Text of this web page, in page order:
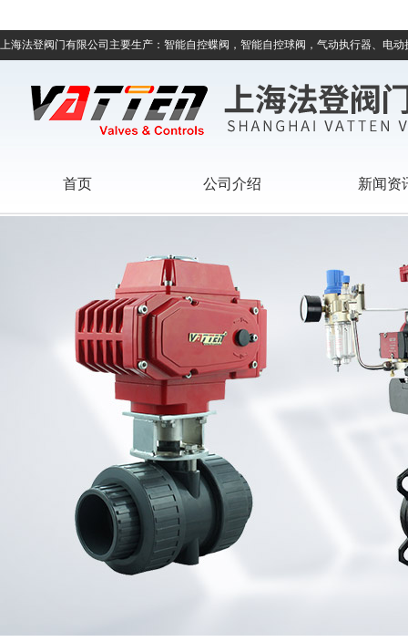
上海法登阀门有限公司主要生产：智能自控蝶阀，智能自控球阀，气动执行器、电
首页 公司介绍 新闻资